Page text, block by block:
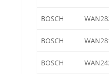
BOSCH
BOSCH
BOSCH